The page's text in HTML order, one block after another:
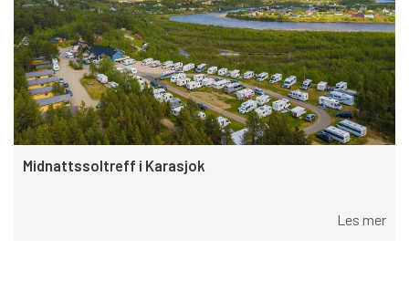
Midnattssoltreff i Karasjok
Les mer